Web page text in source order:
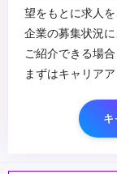
望をもとに求人を
企業の募集状況
ご紹介できる場合
まずはキャリア
キ